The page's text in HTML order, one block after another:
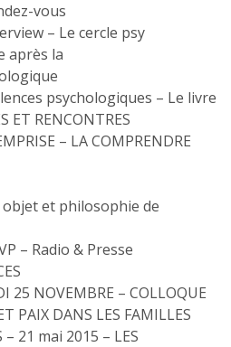
vous
– Le cercle psy
après la
psychologiques – Le livre
ET RENCONTRES
– LA COMPRENDRE
objet et philosophie de
– Radio & Presse
25 NOVEMBRE – COLLOQUE
PAIX DANS LES FAMILLES
– 21 mai 2015 – LES